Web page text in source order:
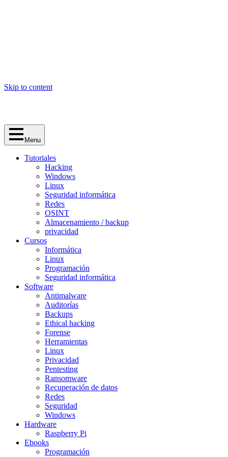
Skip to content
Menu
Tutoriales
Hacking
Windows
Linux
Seguridad informática
Redes
OSINT
Almacenamiento / backup
privacidad
Cursos
Informática
Linux
Programación
Seguridad informática
Software
Antimalware
Auditorías
Backups
Ethical hacking
Forense
Herramientas
Linux
Privacidad
Pentesting
Ransomware
Recuperación de datos
Redes
Seguridad
Windows
Hardware
Raspberry Pi
Ebooks
Programación